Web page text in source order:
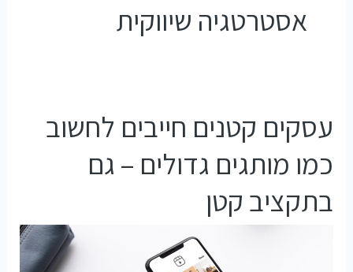
אסטרטגיה שיווקית
עסקים קטנים חייבים לחשוב
כמו מותגים גדולים – גם
בתקציב קטן